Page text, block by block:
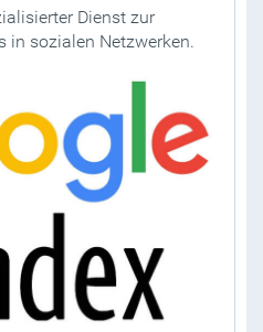
Dienst zur
in sozialen Netzwerken.